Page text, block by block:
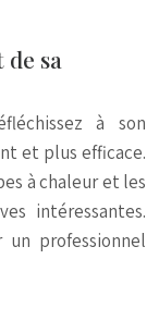
sa
à son
et plus efficace.
à chaleur et les
intéressantes.
professionnel